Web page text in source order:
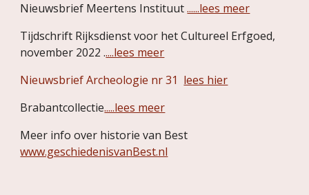
Nieuwsbrief Meertens Instituut ......lees meer
Tijdschrift Rijksdienst voor het Cultureel Erfgoed,
november 2022.....lees meer
Nieuwsbrief Archeologie nr 31 lees hier
Brabantcollectie.....lees meer
Meer info over historie van Best
www.geschiedenisvanBest.nl